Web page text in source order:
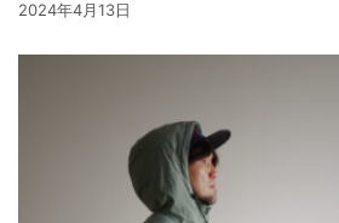
2024年4月13日